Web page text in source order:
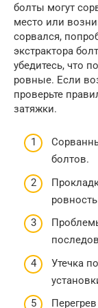
болты могут
место или
сорвался,
экстрактора
убедитесь, что
ровные. Если
проверьте
затяжки.
болтов.
Утечка